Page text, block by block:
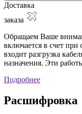
Доставка
заказа
Обращаем Ваше
включается в счет
входит разгрузка
назначения. Эти
Подробнее
Расшифровка